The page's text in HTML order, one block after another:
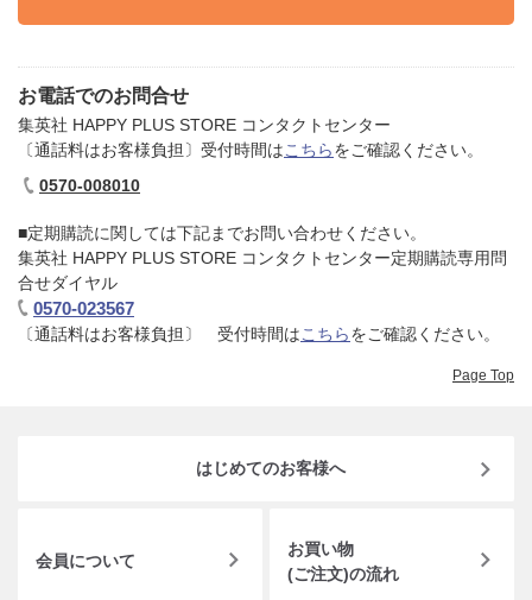
お電話でのお問合せ
集英社 HAPPY PLUS STORE コンタクトセンター
〔通話料はお客様負担〕受付時間はこちらをご確認ください。
0570-008010
■定期購読に関しては下記までお問い合わせください。​
集英社 HAPPY PLUS STORE コンタクトセンター定期購読専用問
合せダイヤル​
0570-023567
〔通話料はお客様負担〕 受付時間はこちらをご確認ください。​
Page Top
はじめてのお客様へ
会員について
お買い物
(ご注文)の流れ